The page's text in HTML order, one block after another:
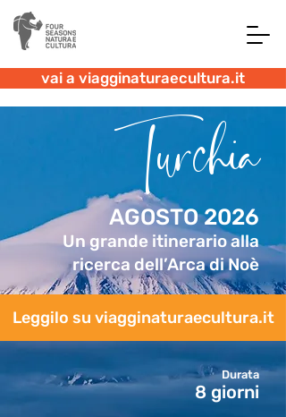
vai a viagginaturaecultura.it
Turchia
AGOSTO 2026
Un grande itinerario alla
ricerca dell’Arca di Noè
Leggilo su viagginaturaecultura.it
Durata
8 giorni